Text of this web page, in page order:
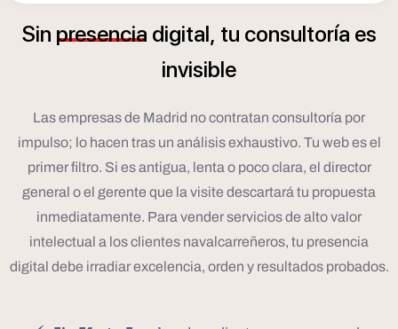
Sin presencia digital, tu consultoría es
invisible
Las empresas de Madrid no contratan consultoría por
impulso; lo hacen tras un análisis exhaustivo. Tu web es el
primer filtro. Si es antigua, lenta o poco clara, el director
general o el gerente que la visite descartará tu propuesta
inmediatamente. Para vender servicios de alto valor
intelectual a los clientes navalcarreñeros, tu presencia
digital debe irradiar excelencia, orden y resultados probados.